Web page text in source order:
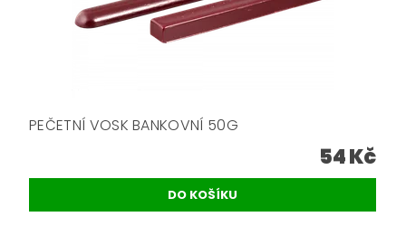
PEČETNÍ VOSK BANKOVNÍ 50G
54 Kč